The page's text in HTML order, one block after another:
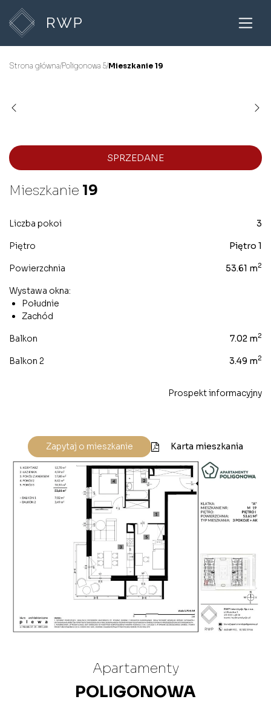
Strona główna/Poligonowa 5/Mieszkanie 19
SPRZEDANE
Mieszkanie 19
Liczba pokoi 3
Piętro Piętro 1
Powierzchnia 53.61 m2
Wystawa okna:
Południe
Zachód
Balkon 7.02 m2
Balkon 2 3.49 m2
Prospekt informacyjny
Zapytaj o mieszkanie Karta mieszkania
Apartamenty
POLIGONOWA